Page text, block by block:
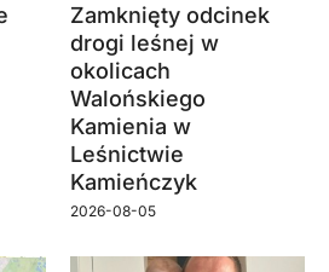
Zamknięty odcinek
drogi leśnej w
okolicach
Walońskiego
Kamienia w
Leśnictwie
Kamieńczyk
2026-08-05